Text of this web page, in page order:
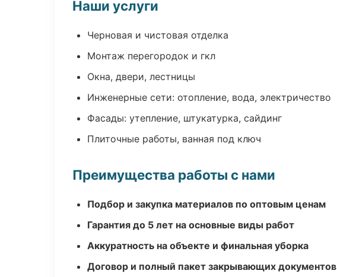
Наши услуги
Черновая и чистовая отделка
Монтаж перегородок и гкл
Окна, двери, лестницы
Инженерные сети: отопление, вода, электричество
Фасады: утепление, штукатурка, сайдинг
Плиточные работы, ванная под ключ
Преимущества работы с нами
Подбор и закупка материалов по оптовым ценам
Гарантия до 5 лет на основные виды работ
Аккуратность на объекте и финальная уборка
Договор и полный пакет закрывающих документов